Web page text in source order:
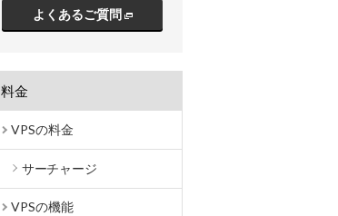
よくあるご質問
料金
VPSの料金
サーチャージ
VPSの機能